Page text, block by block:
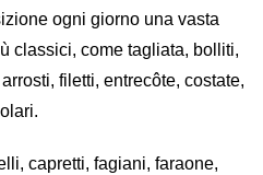
ogni giorno una vasta
classici, come tagliata, bolliti,
filetti, entrecôte, costate,
capretti, fagiani, faraone,